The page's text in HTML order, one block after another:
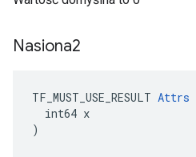
Nasiona2
TF_MUST_USE_RESULT Attrs
  int64 x
)